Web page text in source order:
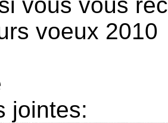
voeux 2010
jointes: